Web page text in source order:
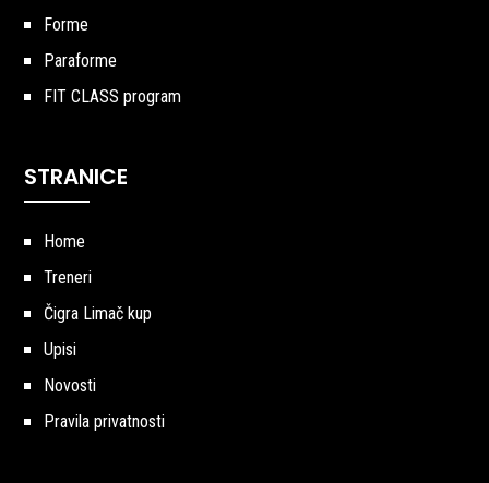
Forme
Paraforme
FIT CLASS program
STRANICE
Home
Treneri
Čigra Limač kup
Upisi
Novosti
Pravila privatnosti